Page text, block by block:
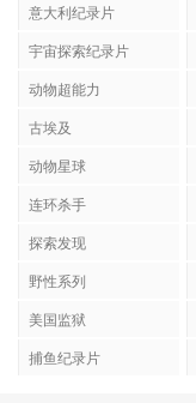
意大利纪录片
宇宙探索纪录片
动物超能力
古埃及
动物星球
连环杀手
探索发现
野性系列
美国监狱
捕鱼纪录片